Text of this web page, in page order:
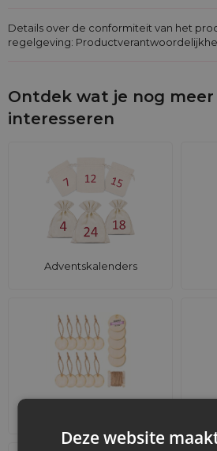
Details over de conformiteit van het
regelgeving:
Ontdek wat je nog
interesseren
Adventskalenders
Deze website